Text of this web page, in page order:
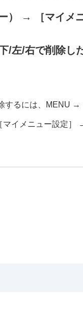
能について
ダイヤルに割り
ションメニュー
ュータブに登録
） → ［マイメ
/左/右で削除し
するには、MENU →
マイメニュー設定］